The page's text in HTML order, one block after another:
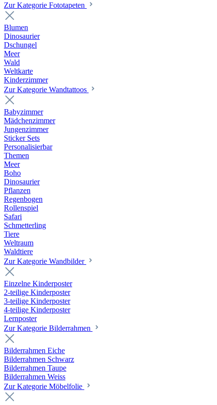
Zur Kategorie Fototapeten
Blumen
Dinosaurier
Dschungel
Meer
Wald
Weltkarte
Kinderzimmer
Zur Kategorie Wandtattoos
Babyzimmer
Mädchenzimmer
Jungenzimmer
Sticker Sets
Personalisierbar
Themen
Meer
Boho
Dinosaurier
Pflanzen
Regenbogen
Rollenspiel
Safari
Schmetterling
Tiere
Weltraum
Waldtiere
Zur Kategorie Wandbilder
Einzelne Kinderposter
2-teilige Kinderposter
3-teilige Kinderposter
4-teilige Kinderposter
Lernposter
Zur Kategorie Bilderrahmen
Bilderrahmen Eiche
Bilderrahmen Schwarz
Bilderrahmen Taupe
Bilderrahmen Weiss
Zur Kategorie Möbelfolie